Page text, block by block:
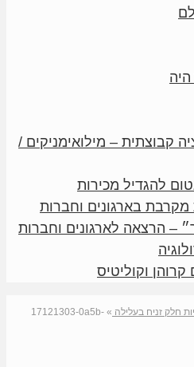
קבוצתית – מילואימניקים /
להגדיל מכירות
בארגונים וחברות
– הרצאה לארגונים וחברות
וקוליטיס
חלק זניח בעלילה »
17121303-0a5b-